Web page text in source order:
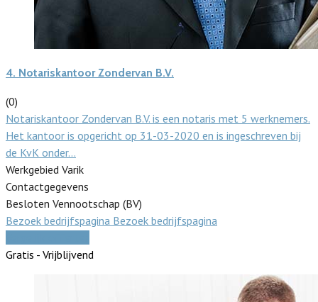
4. Notariskantoor Zondervan B.V.
(0)
Notariskantoor Zondervan B.V. is een notaris met 5 werknemers.
Het kantoor is opgericht op 31-03-2020 en is ingeschreven bij
de KvK onder…
Werkgebied Varik
Contactgegevens
Besloten Vennootschap (BV)
Bezoek bedrijfspagina Bezoek bedrijfspagina
Gratis - Vrijblijvend